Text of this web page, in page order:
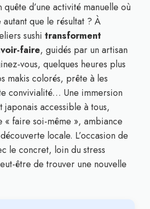
quête d’une activité manuelle où
que le résultat ? À
sushi transforment
faire, guidés par un artisan
vous, quelques heures plus
makis colorés, prête à les
convivialité… Une immersion
japonais accessible à tous,
« faire soi-même », ambiance
locale. L’occasion de
le concret, loin du stress
être de trouver une nouvelle